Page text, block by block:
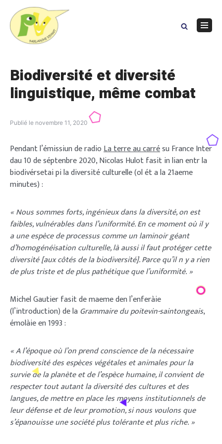
content
Biodiversité et diversité
linguistique, même combat
Publié le novembre 11, 2020
Pendant l’émissiun de radioLa terre au carrésu France Inter
dau 10 de séptenbre 2020, Nicolas Hulot fasit in lian entr la
biodivérsetai pi la diversité culturelle (ol ét a la 21aeme
minutes) :
« Nous sommes forts, ingénieux dans la diversité, on est
faibles, vulnérables dans l’uniformité. En ce moment où il y
a une espèce de processus comme un laminoir géant
d’homogénéisation culturelle, là aussi il faut protéger cette
diversité [aux côtés de la biodiversité]. Parce qu’il n y a rien
de plus triste et de plus pathétique que l’uniformité. »
Michel Gautier fasit de maeme den l’enferàie
(l’introduction) de laGrammaire du poitevin-saintongeais,
émolàie en 1993 :
« A l’époque où l’on prend conscience de la nécessaire
biodiversité des espèces végétales et animales pour la
survie de la planète et de l’espèce humaine, il convient de
respecter tout autant la diversité des cultures et des
langues, de mettre en place les moyens institutionnels de
leur défense et de leur promotion, si nous voulons que
s’épanouisse une société plus tolérante et plus riche. »